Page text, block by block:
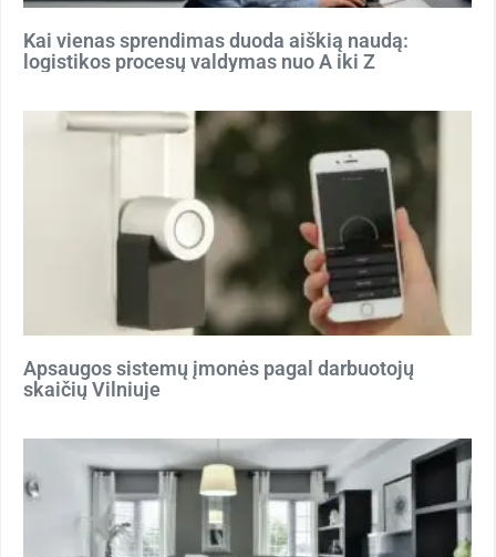
Kai vienas sprendimas duoda aiškią naudą:
logistikos procesų valdymas nuo A iki Z
Apsaugos sistemų įmonės pagal darbuotojų
skaičių Vilniuje